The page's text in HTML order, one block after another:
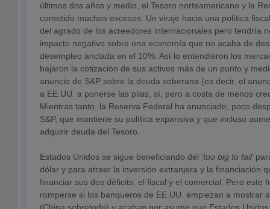
últimos dos años y medio, el Tesoro norteamericano y la
cometido muchos excesos. Un viraje hacia una política
del agrado de los acreedores internacionales pero tendría
impacto negativo sobre una economía que no acaba de
desempleo anclada en el 10%. Así lo entendieron los
bajaron la cotización de sus activos más de un punto y
anuncio de S&P sobre la deuda soberana (es decir, el
a EE.UU. a ponerse las pilas, sí, pero a costa de menos
Mientras tanto, la Reserva Federal ha anunciado, poco
S&P, que mantiene su política expansiva y que incluso
adquirir deuda del Tesoro.
Estados Unidos se sigue beneficiando del ‘too big to fail’
dólar y para atraer la inversión extranjera y la financiación
financiar sus dos déficits, el fiscal y el comercial. Pero este
romperse si los banqueros de EE.UU. empiezan a mostrar